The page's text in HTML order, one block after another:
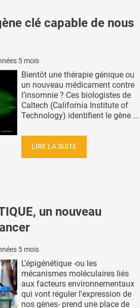
clé capable de nous
5 mois
Bientôt une thérapie génique ou
un nouveau médicament contre
l’insomnie ? Ces biologistes de
Caltech (California Institute of
Technology) identifient le gène ...
LIRE LA SUITE
un nouveau
5 mois
L’épigénétique -ou les
mécanismes moléculaires liés
aux facteurs environnementaux
qui vont réguler l'expression de
nos gènes- prend une place de